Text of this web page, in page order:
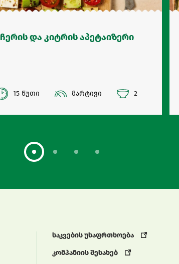
ჩერის და კიტრის აპეტაიზერი
15 წუთი მარტივი 2
საკვების უსაფრთხოება
კომპანიის შესახებ